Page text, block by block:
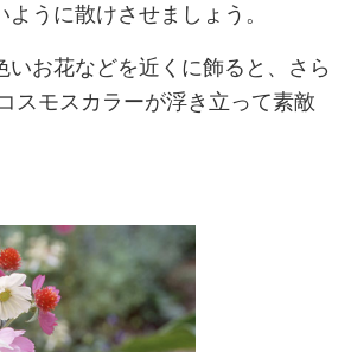
うに散けさせましょう。
いお花などを近くに飾ると、さら
スモスカラーが浮き立って素敵